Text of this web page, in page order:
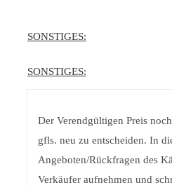
SONSTIGES:
SONSTIGES:
Der Verendgültigen Preis
gfls. neu zu entscheiden. In
Angeboten/Rückfragen des
Verkäufer aufnehmen und